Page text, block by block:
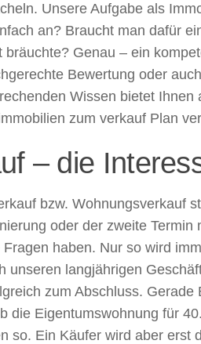
Unsere Aufgabe als
an? Braucht man dafür
Genau – ein
Bewertung oder
Wissen bietet
zum verkauf Plan
– die
bzw. Wohnungsverkauf
oder der zweite
haben. Nur so wird
unseren langjährigen
zum Abschluss.
die Eigentumswohnung für
so. Ein Käufer wird aber